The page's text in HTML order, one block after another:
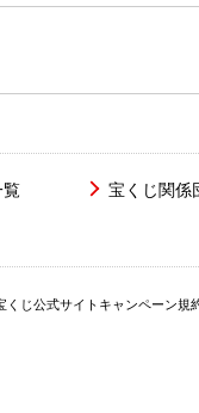
覧 宝くじ関係
くじ公式サイトキャンペーン規